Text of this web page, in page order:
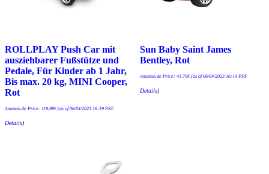
ROLLPLAY Push Car mit
ausziehbarer Fußstütze und
Pedale, Für Kinder ab 1 Jahr,
Bis max. 20 kg, MINI Cooper,
Rot
Amazon.de Price: 119,98€(as of 06/04/2023 16:19 PST-
Details)
Sun Baby Saint James
Bentley, Rot
Amazon.de Price: 41,79€(as of 06/04/2023 16:19 PST-
Details)